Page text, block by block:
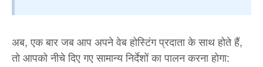
अब, एक बार जब आप अपने वेब होस्टिंग प्रदाता के साथ होते हैं,
तो आपको नीचे दिए गए सामान्य निर्देशों का पालन करना होगा: